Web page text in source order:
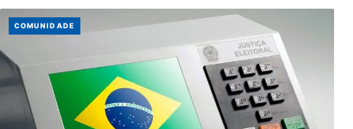
COMUNIDADE